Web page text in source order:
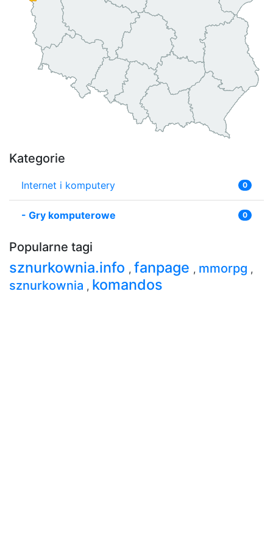
Kategorie
Internet i komputery 0
- Gry komputerowe 0
Popularne tagi
sznurkownia.info , fanpage , mmorpg ,
sznurkownia , komandos